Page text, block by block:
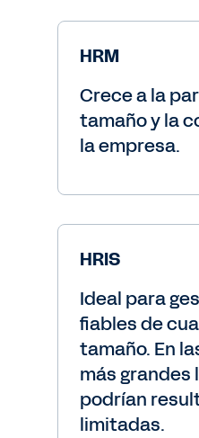
HRM
Crece a la
tamaño y la
la empresa.
HRIS
Ideal para
fiables de
tamaño. En
más grandes
podrían
limitadas.